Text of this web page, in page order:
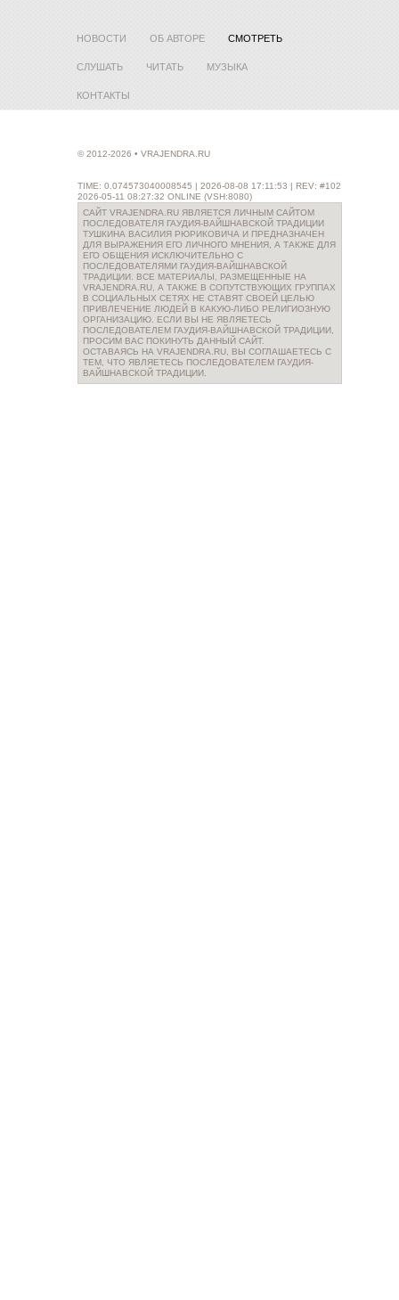
НОВОСТИ ОБ АВТОРЕ СМОТРЕТЬ
СЛУШАТЬ ЧИТАТЬ МУЗЫКА
КОНТАКТЫ
© 2012-2026 • VRAJENDRA.RU
TIME: 0.074573040008545 | 2026-08-08 17:11:53 | REV: #102
2026-05-11 08:27:32 ONLINE (VSH:8080)
САЙТ VRAJENDRA.RU ЯВЛЯЕТСЯ ЛИЧНЫМ САЙТОМ
ПОСЛЕДОВАТЕЛЯ ГАУДИЯ-ВАЙШНАВСКОЙ ТРАДИЦИИ
ТУШКИНА ВАСИЛИЯ РЮРИКОВИЧА И ПРЕДНАЗНАЧЕН
ДЛЯ ВЫРАЖЕНИЯ ЕГО ЛИЧНОГО МНЕНИЯ, А ТАКЖЕ ДЛЯ
ЕГО ОБЩЕНИЯ ИСКЛЮЧИТЕЛЬНО С
ПОСЛЕДОВАТЕЛЯМИ ГАУДИЯ-ВАЙШНАВСКОЙ
ТРАДИЦИИ. ВСЕ МАТЕРИАЛЫ, РАЗМЕЩЕННЫЕ НА
VRAJENDRA.RU, А ТАКЖЕ В СОПУТСТВУЮЩИХ ГРУППАХ
В СОЦИАЛЬНЫХ СЕТЯХ НЕ СТАВЯТ СВОЕЙ ЦЕЛЬЮ
ПРИВЛЕЧЕНИЕ ЛЮДЕЙ В КАКУЮ-ЛИБО РЕЛИГИОЗНУЮ
ОРГАНИЗАЦИЮ. ЕСЛИ ВЫ НЕ ЯВЛЯЕТЕСЬ
ПОСЛЕДОВАТЕЛЕМ ГАУДИЯ-ВАЙШНАВСКОЙ ТРАДИЦИИ,
ПРОСИМ ВАС ПОКИНУТЬ ДАННЫЙ САЙТ.
ОСТАВАЯСЬ НА VRAJENDRA.RU, ВЫ СОГЛАШАЕТЕСЬ С
ТЕМ, ЧТО ЯВЛЯЕТЕСЬ ПОСЛЕДОВАТЕЛЕМ ГАУДИЯ-
ВАЙШНАВСКОЙ ТРАДИЦИИ.